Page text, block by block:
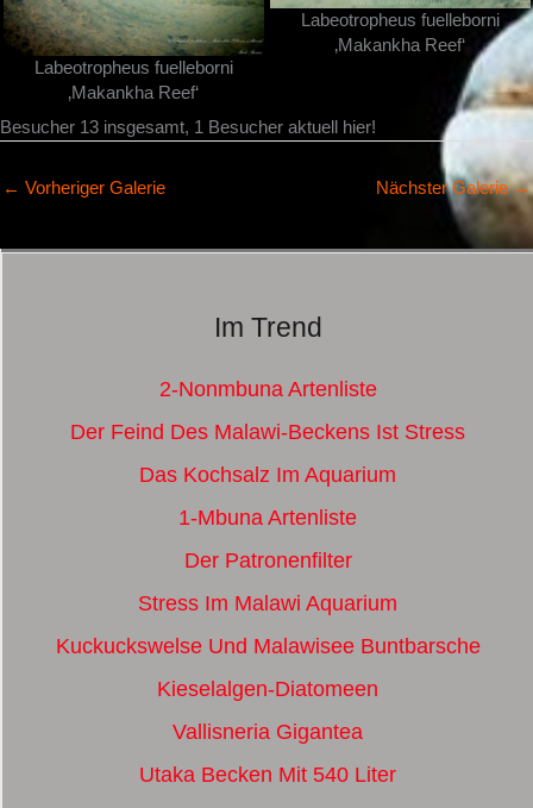
Labeotropheus fuelleborni
‚Makankha Reef‘
Labeotropheus fuelleborni
‚Makankha Reef‘
Besucher 13 insgesamt, 1 Besucher aktuell hier!
← Vorheriger Galerie Nächster Galerie→
Im Trend
2-Nonmbuna Artenliste
Der Feind Des Malawi-Beckens Ist Stress
Das Kochsalz Im Aquarium
1-Mbuna Artenliste
Der Patronenfilter
Stress Im Malawi Aquarium
Kuckuckswelse Und Malawisee Buntbarsche
Kieselalgen-Diatomeen
Vallisneria Gigantea
Utaka Becken Mit 540 Liter